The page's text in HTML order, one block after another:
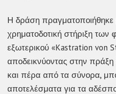
Η δράση πραγματοποιήθηκε
χρηματοδοτική στήριξη
εξωτερικού «Kastration von
αποδεικνύοντας στην
και πέρα από τα σύνορα,
αποτελέσματα για τα